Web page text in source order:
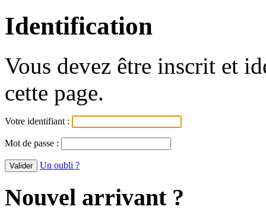
Identification
Vous devez être inscrit et
cette page.
Votre identifiant :
Mot de passe :
Un oubli ?
Nouvel arrivant ?